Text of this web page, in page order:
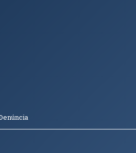
janela)
em nova janela)
janela)